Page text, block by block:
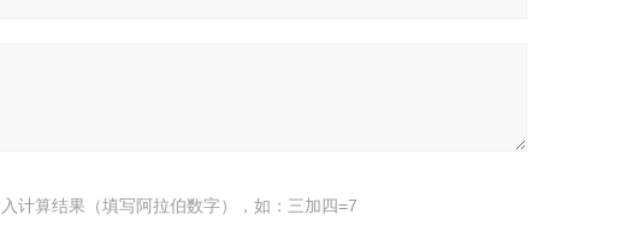
计算结果（填写阿拉伯数字），如：三加四=7